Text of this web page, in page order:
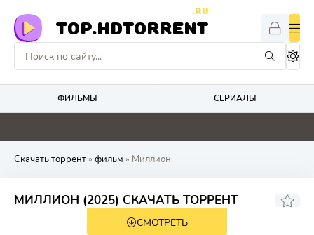
TOP.HDTORRENT
.RU
ФИЛЬМЫ СЕРИАЛЫ
0 0 0 4.6
Скачать торрент» фильм » Миллион
МИЛЛИОН (2025) СКАЧАТЬ ТОРРЕНТ
5.2
СМОТРЕТЬ